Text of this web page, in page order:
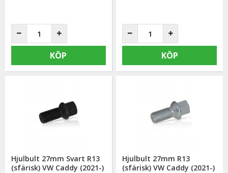
KÖP KÖP
Hjulbult 27mm Svart R13
(sfärisk) VW Caddy (2021-)
Hjulbult 27mm R13
(sfärisk) VW Caddy (2021-)